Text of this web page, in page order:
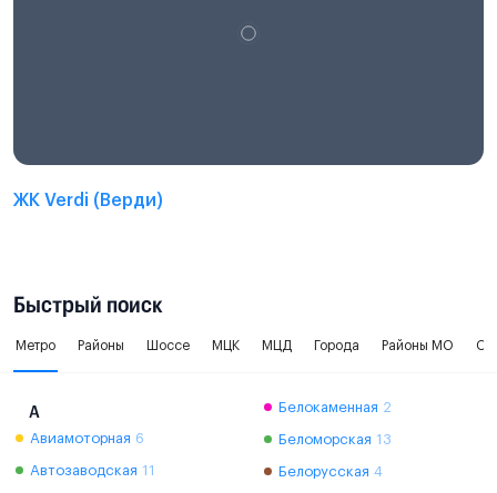
ЖК Verdi (Верди)
Быстрый поиск
Метро Районы Шоссе МЦК МЦД Города Районы МО
А
Авиамоторная 6
Автозаводская 11
Белокаменная 2
Беломорская 13
Белорусская 4